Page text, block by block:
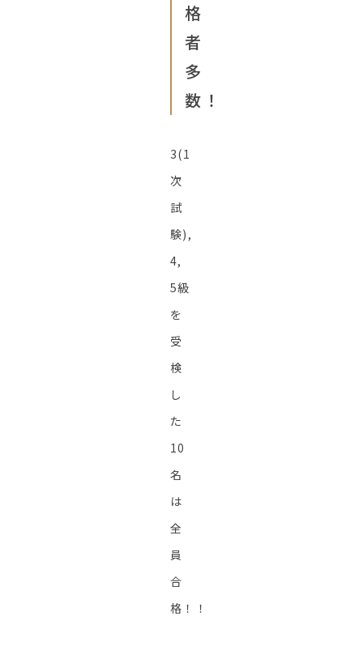
格
者
多
数！
3(1
次
試
験),
4,
5級
を
受
検
し
た
10
名
は
全
員
合
格！！